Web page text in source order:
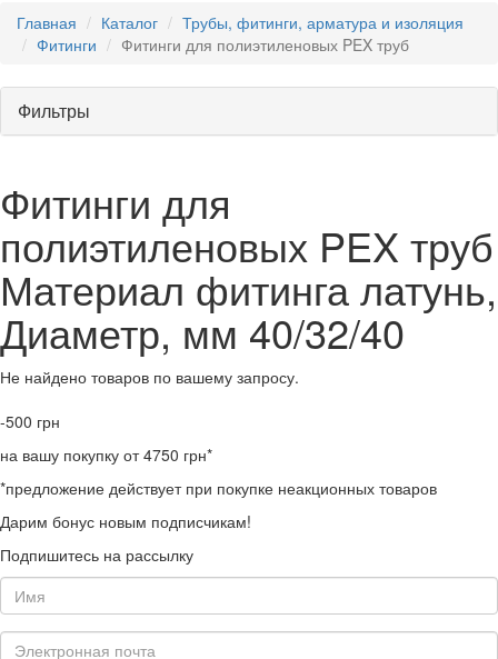
Главная
Каталог
Трубы, фитинги, арматура и изоляция
Фитинги
Фитинги для полиэтиленовых PEX труб
Фильтры
Фитинги для
полиэтиленовых PEX труб
Материал фитинга латунь,
Диаметр, мм 40/32/40
Не найдено товаров по вашему запросу.
-500 грн
на вашу покупку от 4750 грн*
*предложение действует при покупке неакционных товаров
Дарим бонус новым подписчикам!
Подпишитесь на рассылку